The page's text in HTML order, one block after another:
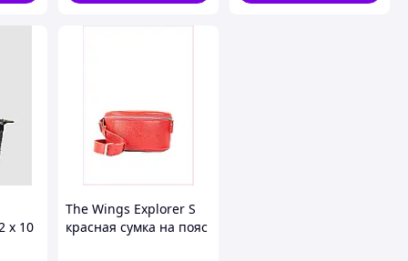
х 10
The Wings Explorer S
красная сумка на пояс